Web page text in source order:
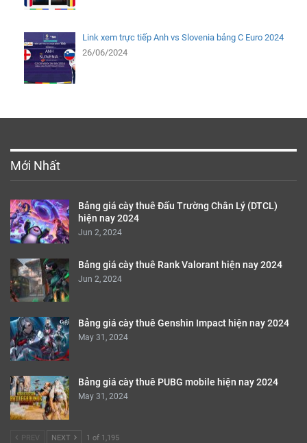
Link xem trực tiếp Anh vs Slovenia bảng C Euro 2024
26/06/2024
Mới Nhất
Bảng giá cày thuê Đấu Trường Chân Lý (DTCL)
hiện nay 2024
Jun 2, 2024
Bảng giá cày thuê Rank Valorant hiện nay 2024
Jun 2, 2024
Bảng giá cày thuê Genshin Impact hiện nay 2024
May 31, 2024
Bảng giá cày thuê PUBG mobile hiện nay 2024
May 31, 2024
PREV NEXT 1 of 1,195